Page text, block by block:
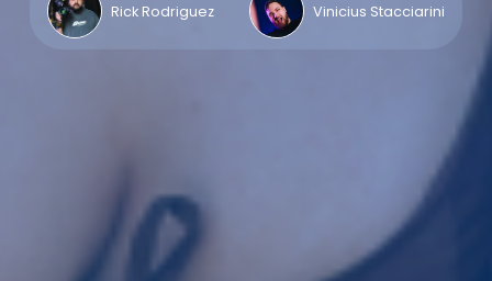
Rick Rodriguez Vinicius Stacciarini